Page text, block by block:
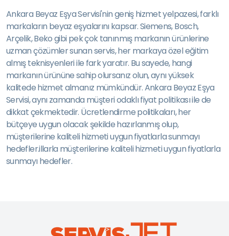
Ankara Beyaz Eşya Servisi'nin geniş hizmet yelpazesi, farklı
markaların beyaz eşyalarını kapsar. Siemens, Bosch,
Arçelik, Beko gibi pek çok tanınmış markanın ürünlerine
uzman çözümler sunan servis, her markaya özel eğitim
almış teknisyenleri ile fark yaratır. Bu sayede, hangi
markanın ürününe sahip olursanız olun, aynı yüksek
kalitede hizmet almanız mümkündür. Ankara Beyaz Eşya
Servisi, aynı zamanda müşteri odaklı fiyat politikası ile de
dikkat çekmektedir. Ücretlendirme politikaları, her
bütçeye uygun olacak şekilde hazırlanmış olup,
müşterilerine kaliteli hizmeti uygun fiyatlarla sunmayı
hedefler.illarla müşterilerine kaliteli hizmeti uygun fiyatlarla
sunmayı hedefler.